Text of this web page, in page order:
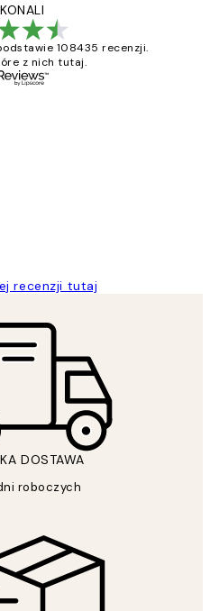
108435 recenzji.
z nich tutaj.
recenzji tutaj
DOSTAWA
roboczych